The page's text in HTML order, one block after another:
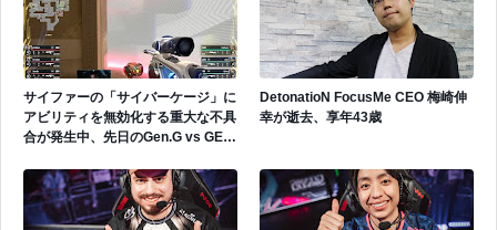
サイファーの「サイバーケージ」に
アビリティを無効化する重大な不具
合が発生中、先日のGen.G vs GEで
DetonatioN FocusMe CEO 梅崎伸
幸が逝去、享年43歳